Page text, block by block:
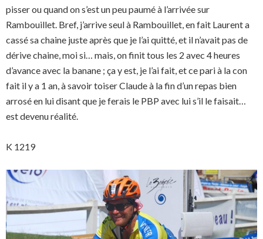
pisser ou quand on s’est un peu paumé à l’arrivée sur
Rambouillet. Bref, j’arrive seul à Rambouillet, en fait Laurent a
cassé sa chaine juste après que je l’ai quitté, et il n’avait pas de
dérive chaine, moi si… mais, on finit tous les 2 avec 4 heures
d’avance avec la banane ; ça y est, je l’ai fait, et ce pari à la con
fait il y a 1 an, à savoir toiser Claude à la fin d’un repas bien
arrosé en lui disant que je ferais le PBP avec lui s’il le faisait…
est devenu réalité.
K 1219